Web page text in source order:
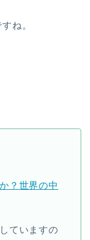
ね。
？世界の中
ていますの